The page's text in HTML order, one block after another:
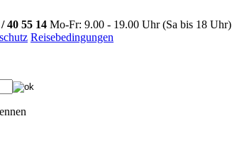
40 55 14 Mo-Fr: 9.00 - 19.00 Uhr (Sa bis 18 Uhr)
Reisebedingungen